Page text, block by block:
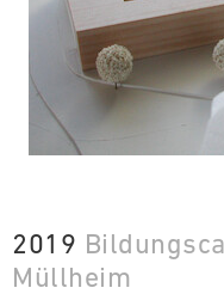
2019
Müllheim